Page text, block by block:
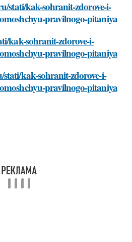
stati/kak-sohranit-zdorove-i-
pravilnogo-pitaniya
kak-sohranit-zdorove-i-
pravilnogo-pitaniya
kak-sohranit-zdorove-i-
pravilnogo-pitaniya